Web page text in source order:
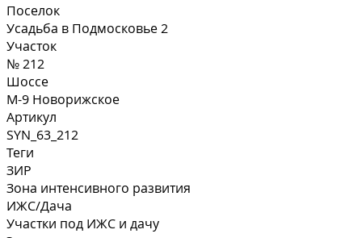
Поселок
Усадьба в Подмосковье 2
Участок
№ 212
Шоссе
М-9 Новорижское
Артикул
SYN_63_212
Теги
ЗИР
Зона интенсивного развития
ИЖС/Дача
Участки под ИЖС и дачу